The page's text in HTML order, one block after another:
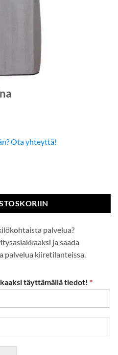
Ota yhteyttä!
palvelua?
ja saada
palvelua kiiretilanteissa.
täyttämällä tiedot! *